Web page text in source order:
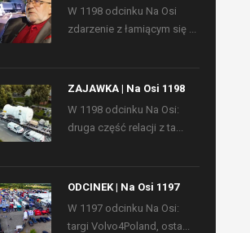
W 1198 odcinku Na Osi
zdarzenie z łamiącym się ...
ZAJAWKA | Na Osi 1198
W 1198 odcinku Na Osi:
druga część relacji z ta...
ODCINEK | Na Osi 1197
W 1197 odcinku Na Osi:
targi Volvo4Poland, osta...